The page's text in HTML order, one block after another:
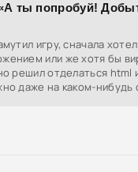
ты попробуй!
игру, сначала
или же хотя бы
решил отделаться html
даже на каком-нибудь